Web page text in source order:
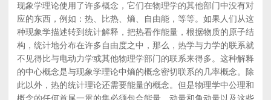
现象学理论使用了许多概念，它们在物理学的其他部门中没有对
应的东西，例如：热、比热、熵、自由能，等等。如果人们从这
种现象学描述转到统计解释，把热看作能量，根据物质的原子结
构，统计地分布在许多自由度之中，那么，热学与力学的联系就
不见得比与电动力学或其他物理学部门的联系来得多。这种解释
的中心概念是与现象学理论中熵的概念密切联系的几率概念。除
此以外，热的统计理论还需要能量的概念。但是物理学中公理和